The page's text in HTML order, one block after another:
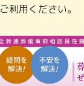
利用ください。